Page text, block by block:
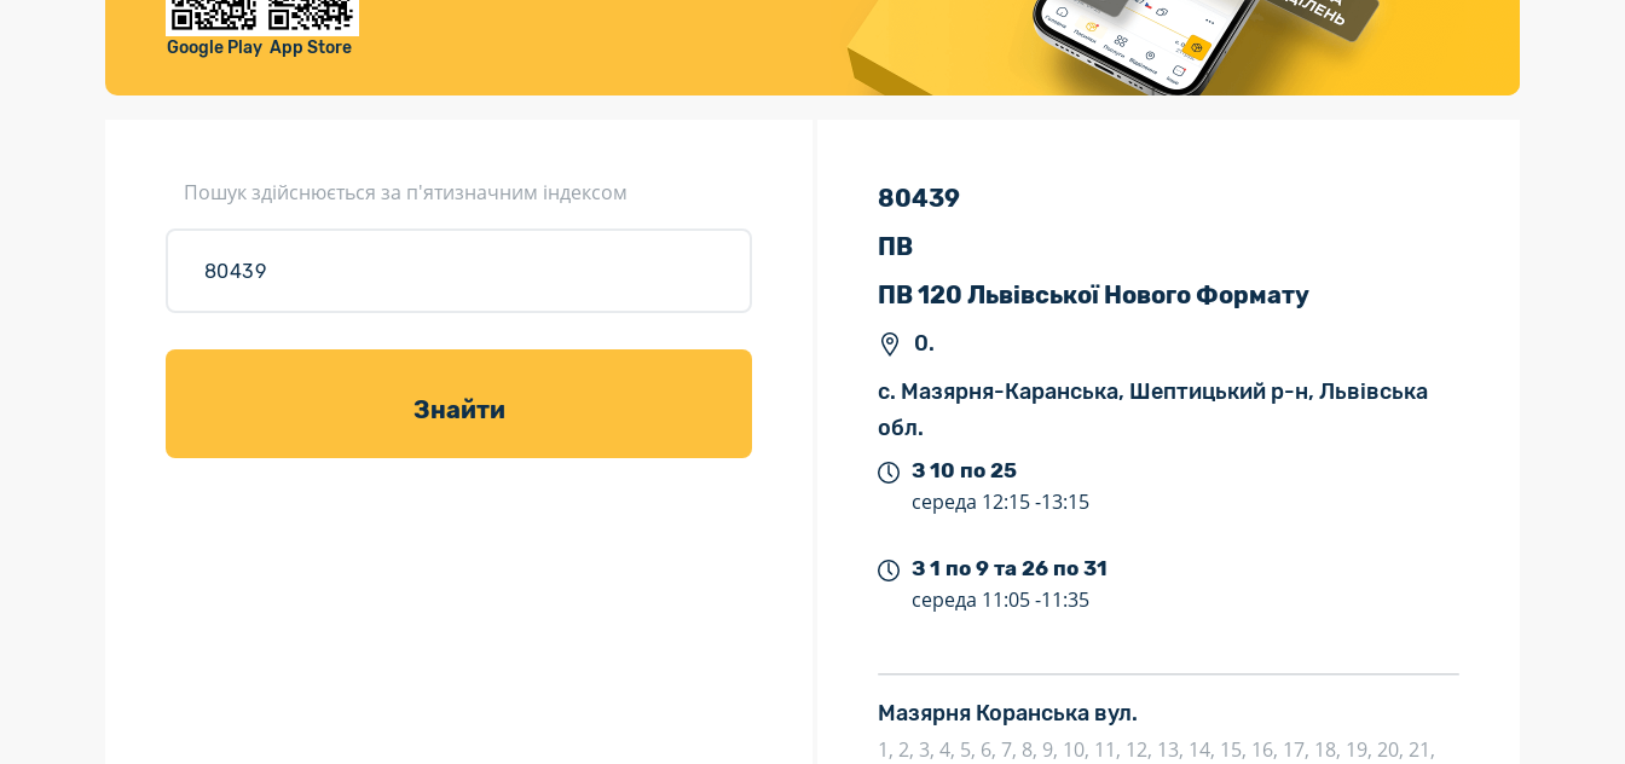
Листи та листівки
Доставка товарів для саду
Валютно-обмінні операції
Страхові послуги
Каталог «Укрпошта Маркет»
Google Play App Store
Пошук здійснюється за п'ятизначним індексом
Знайти
80439
ПВ
ПВ 120 Львівської Нового Формату
0.
с. Мазярня-Каранська, Шептицький р-н, Львівська
обл.
З 10 по 25
середа 12:15 -13:15
З 1 по 9 та 26 по 31
середа 11:05 -11:35
Мазярня Коранська вул.
1, 2, 3, 4, 5, 6, 7, 8, 9, 10, 11, 12, 13, 14, 15, 16, 17, 18, 19, 20, 21,